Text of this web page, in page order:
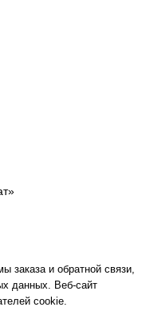
заказа и обратной связи,
данных. Веб-сайт
cookie.